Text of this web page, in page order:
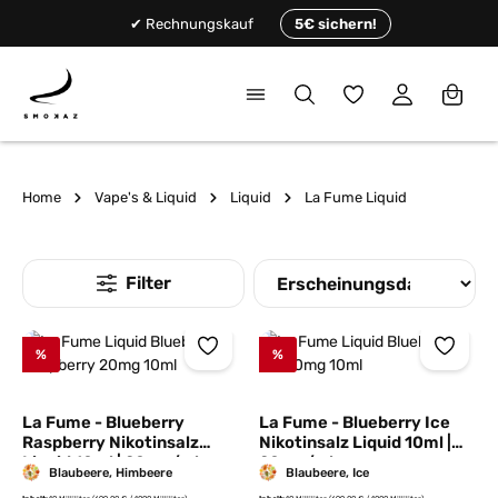
✔ Rechnungskauf 5€ sichern!
Du hast 0
Home Vape's & Liquid Liquid La Fume Liquid
%
La Fume - Blueberry
Raspberry Nikotinsalz
Liquid 10ml | 20mg/ml
Blaubeere, Himbeere
%
La Fume - Blueberry Ice
Nikotinsalz Liquid 10ml |
20mg/ml
Blaubeere, Ice